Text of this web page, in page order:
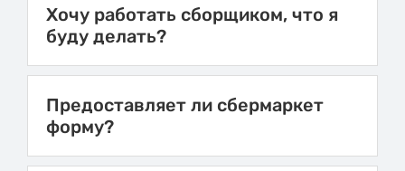
Хочу работать сборщиком, что я
буду делать?
Предоставляет ли сбермаркет
форму?